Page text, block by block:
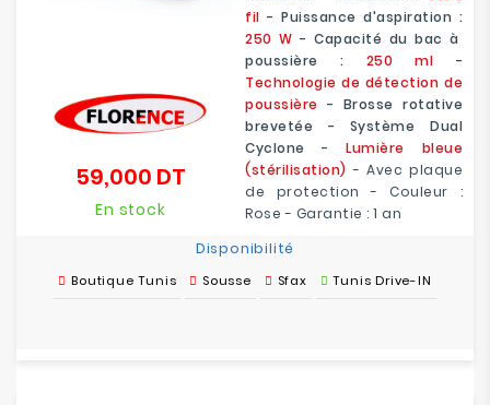
fil - Puissance d'aspiration :
250 W - Capacité du bac à
poussière : 250 ml -
Technologie de détection de
poussière - Brosse rotative
brevetée - Système Dual
Cyclone -Lumière bleue
(stérilisation) - Avec plaque
de protection - Couleur :
Rose - Garantie : 1 an
59,000 DT
En stock
Disponibilité
Boutique Tunis Sousse Sfax Tunis Drive-IN